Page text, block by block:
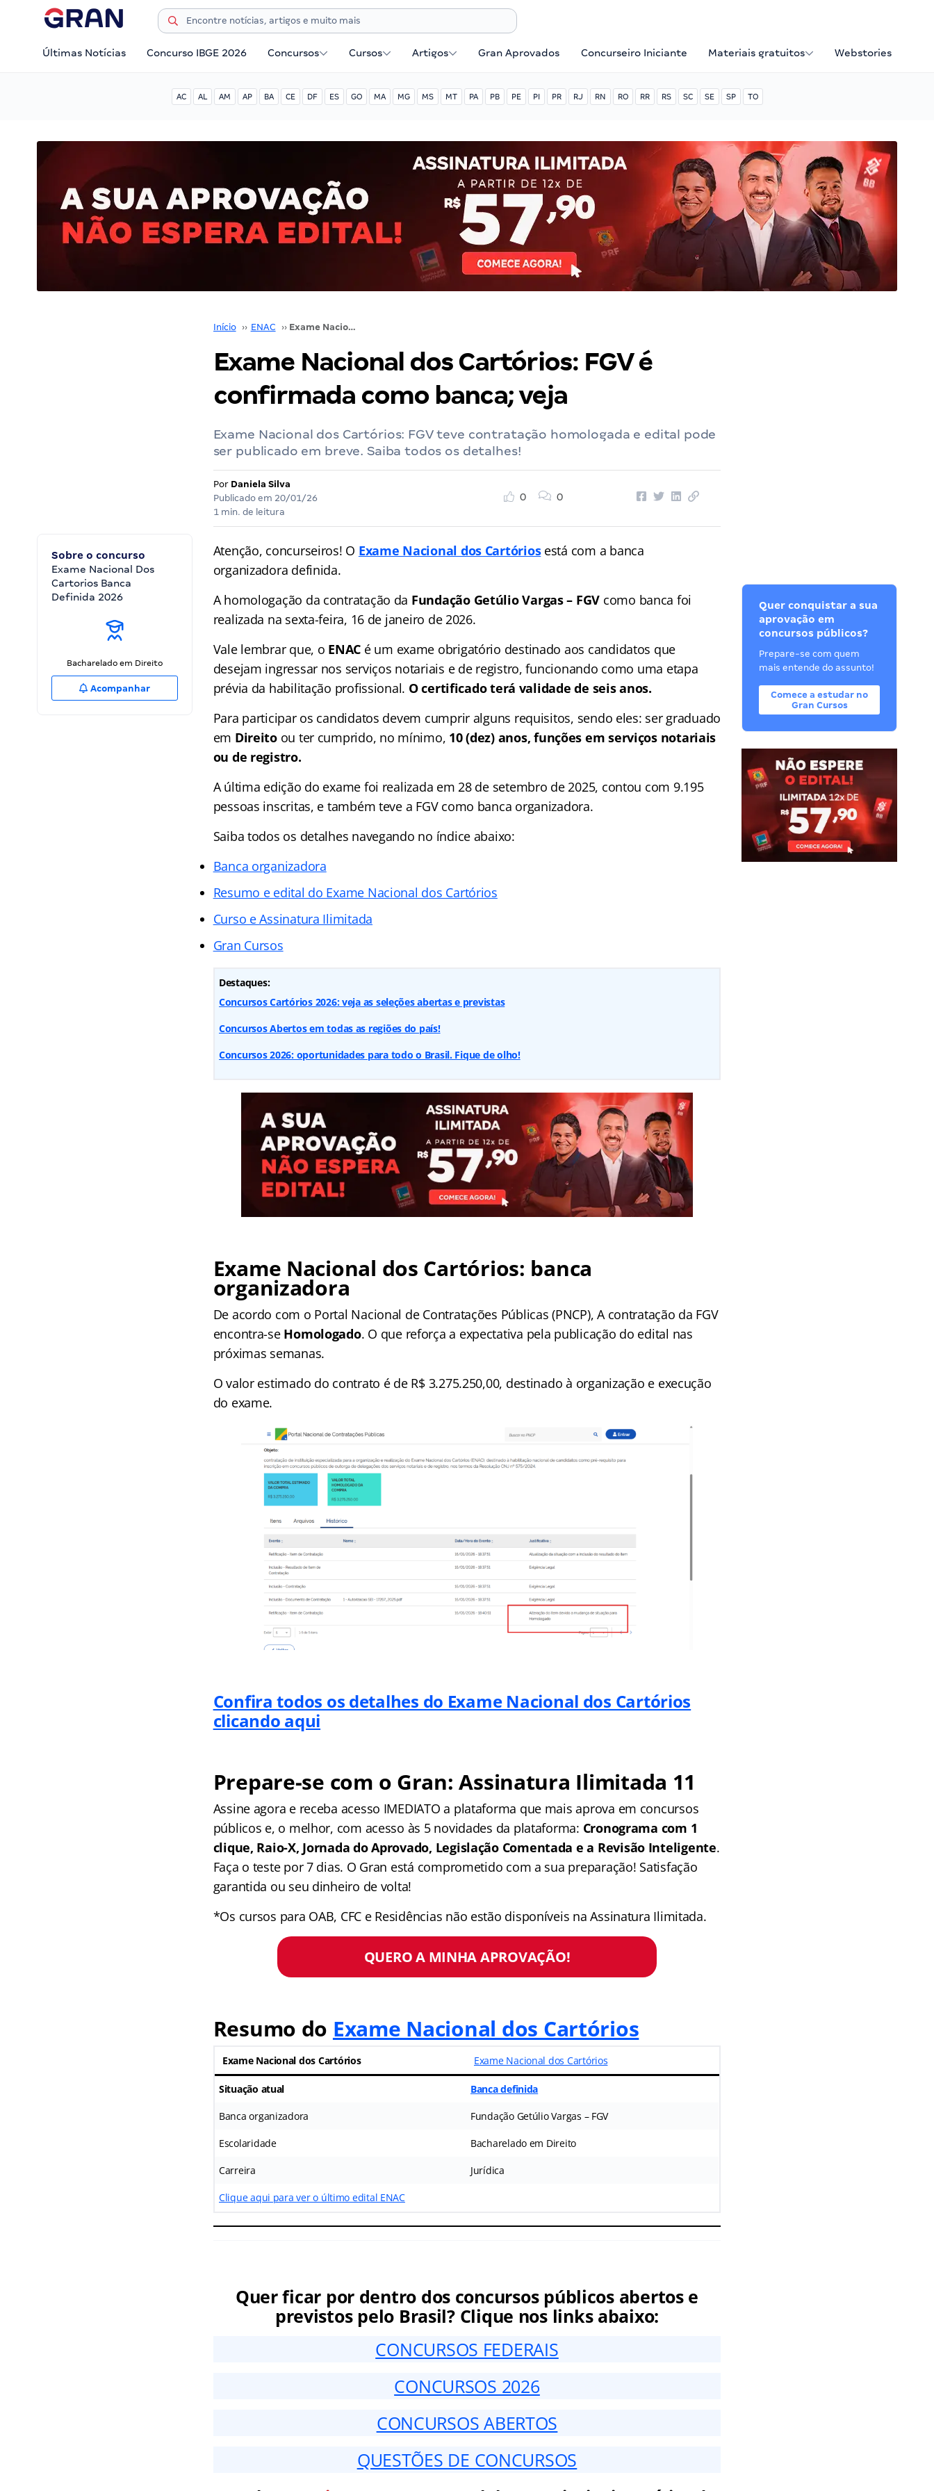
Últimas Notícias Concurso IBGE 2026 Concursos Cursos Artigos Gran Aprovados Concurseiro Iniciante Materiais gratuitos Webstories
AC AL AM AP BA CE DF ES GO MA MG MS MT PA PB PE PI PR RJ RN RO RR RS SC SE SP TO
Início ›› ENAC ›› Exame Nacional dos Cartórios: FGV é confirmada como banca; veja
Exame Nacional dos Cartórios: FGV é
confirmada como banca; veja
Exame Nacional dos Cartórios: FGV teve contratação homologada e edital pode
ser publicado em breve. Saiba todos os detalhes!
Por Daniela Silva
Publicado em 20/01/26
1 min. de leitura
0 0
Sobre o concurso
Exame Nacional Dos
Cartorios Banca
Definida 2026
Bacharelado em Direito
Acompanhar
Atenção, concurseiros! O Exame Nacional dos Cartóriosestá com a banca
organizadora definida.
A homologação da contratação da Fundação Getúlio Vargas – FGV como banca foi
realizada na sexta-feira, 16 de janeiro de 2026.
Vale lembrar que, o ENAC é um exame obrigatório destinado aos candidatos que
desejam ingressar nos serviços notariais e de registro, funcionando como uma etapa
prévia da habilitação profissional. O certificado terá validade de seis anos.
Para participar os candidatos devem cumprir alguns requisitos, sendo eles: ser graduado
em Direito ou ter cumprido, no mínimo, 10 (dez) anos, funções em serviços notariais
ou de registro.
A última edição do exame foi realizada em 28 de setembro de 2025, contou com 9.195
pessoas inscritas, e também teve a FGV como banca organizadora.
Saiba todos os detalhes navegando no índice abaixo:
Banca organizadora
Resumo e edital do Exame Nacional dos Cartórios
Curso e Assinatura Ilimitada
Gran Cursos
Destaques:
Concursos Cartórios 2026: veja as seleções abertas e previstas
Concursos Abertos em todas as regiões do país!
Concursos 2026: oportunidades para todo o Brasil. Fique de olho!
Exame Nacional dos Cartórios: banca
organizadora
De acordo com o Portal Nacional de Contratações Públicas (PNCP), A contratação da FGV
encontra-se Homologado. O que reforça a expectativa pela publicação do edital nas
próximas semanas.
O valor estimado do contrato é de R$ 3.275.250,00, destinado à organização e execução
do exame.
Confira todos os detalhes do Exame Nacional dos Cartórios
clicando aqui
Prepare-se com o Gran: Assinatura Ilimitada 11
Assine agora e receba acesso IMEDIATO a plataforma que mais aprova em concursos
públicos e, o melhor, com acesso às 5 novidades da plataforma: Cronograma com 1
clique, Raio-X, Jornada do Aprovado, Legislação Comentada e a Revisão Inteligente.
Faça o teste por 7 dias. O Gran está comprometido com a sua preparação! Satisfação
garantida ou seu dinheiro de volta!
*Os cursos para OAB, CFC e Residências não estão disponíveis na Assinatura Ilimitada.
QUERO A MINHA APROVAÇÃO!
Resumo do Exame Nacional dos Cartórios
Exame Nacional dos Cartórios Exame Nacional dos Cartórios
Situação atual Banca definida
Banca organizadora Fundação Getúlio Vargas – FGV
Escolaridade Bacharelado em Direito
Carreira Jurídica
Clique aqui para ver o último edital ENAC
Quer ficar por dentro dos concursos públicos abertos e
previstos pelo Brasil? Clique nos links abaixo:
CONCURSOS FEDERAIS
CONCURSOS 2026
CONCURSOS ABERTOS
QUESTÕES DE CONCURSOS
Quer conquistar a sua
aprovação em
concursos públicos?
Prepare-se com quem
mais entende do assunto!
Comece a estudar no
Gran Cursos